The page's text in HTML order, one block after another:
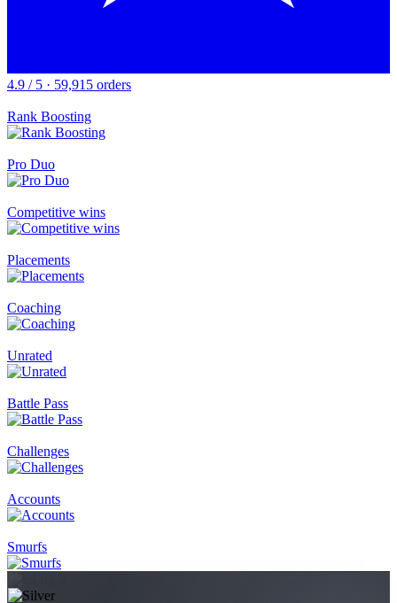
4.9 / 5 · 59,915 orders
Rank Boosting
Pro Duo
Competitive wins
Placements
Coaching
Unrated
Battle Pass
Challenges
Accounts
Smurfs